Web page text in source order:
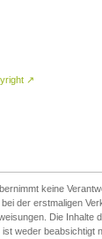
↗
keine
der erstmaligen
Die Inhalte
weder beabsichtigt